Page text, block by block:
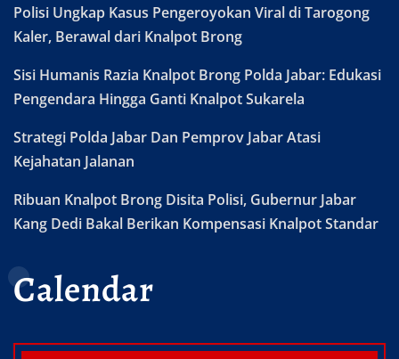
Polisi Ungkap Kasus Pengeroyokan Viral di Tarogong
Kaler, Berawal dari Knalpot Brong
Sisi Humanis Razia Knalpot Brong Polda Jabar: Edukasi
Pengendara Hingga Ganti Knalpot Sukarela
Strategi Polda Jabar Dan Pemprov Jabar Atasi
Kejahatan Jalanan
Ribuan Knalpot Brong Disita Polisi, Gubernur Jabar
Kang Dedi Bakal Berikan Kompensasi Knalpot Standar
Calendar